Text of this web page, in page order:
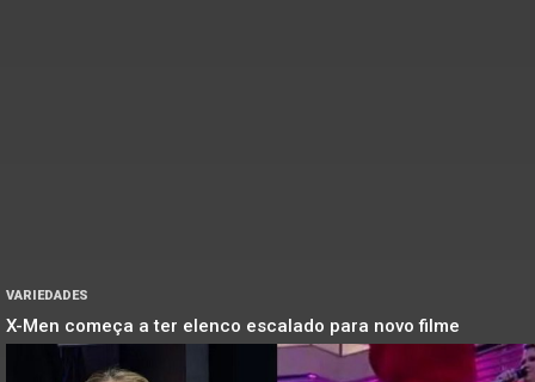
VARIEDADES
X-Men começa a ter elenco escalado para novo filme